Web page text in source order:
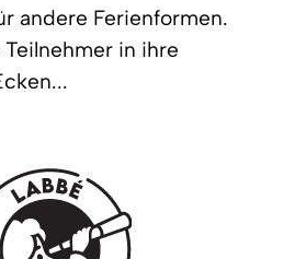
andere Ferienformen.
in ihre